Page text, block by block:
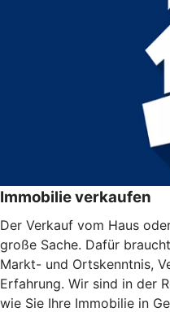
Immobilie verkaufen
Der Verkauf vom Haus
große Sache. Dafür
Markt- und Ortskenntnis,
Erfahrung. Wir sind in der
wie Sie Ihre Immobilie in